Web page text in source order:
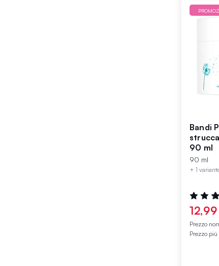
Bandi
90 ml
90 ml
+ 1
100%
Prezzo
Prezzo più